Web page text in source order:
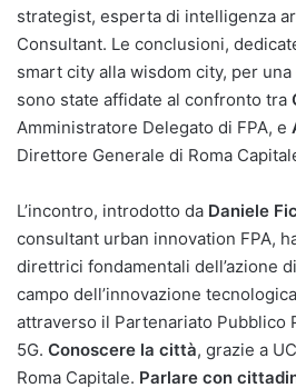
strategist, esperta di intelligenza
Consultant. Le conclusioni,
smart city alla wisdom city, per
sono state affidate al confronto tra
Amministratore Delegato di FPA, e
Direttore Generale di Roma
L’incontro, introdotto da Daniele
consultant urban innovation FPA,
direttrici fondamentali dell’azione
campo dell’innovazione
attraverso il Partenariato Pubblico
5G. Conoscere la città, grazie a
Roma Capitale. Parlare con